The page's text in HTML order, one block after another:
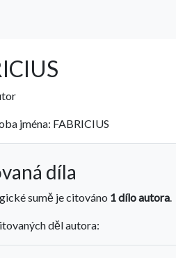
jména: FABRICIUS
díla
sumě je citováno 1 dílo autora.
děl autora: